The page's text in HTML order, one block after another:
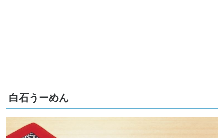
白石うーめん